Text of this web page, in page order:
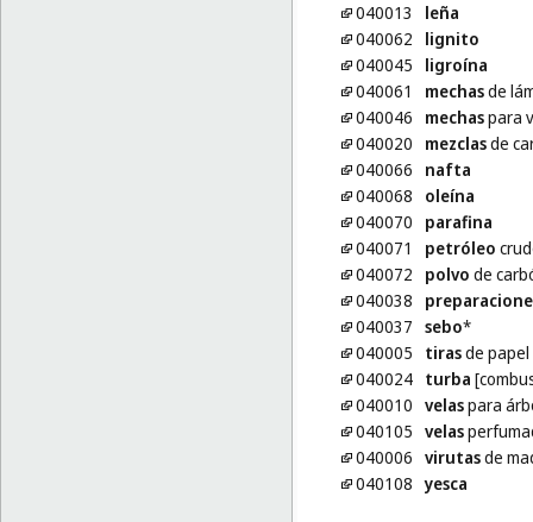
040013
leña
040062
lignito
040045
ligroína
040061
mechasde
040046
mechaspara
040020
mezclasde
040066
nafta
040068
oleína
040070
parafina
040071
petróleo
040072
polvo de
040038
040037 sebo*
040005
tirasde papel
040024 turba
040010 velaspara
040105 velas
040006 virutasde
040108 yesca